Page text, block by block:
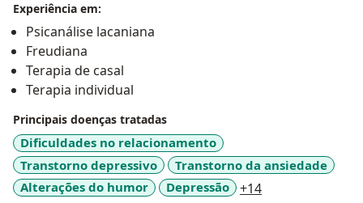
Formação:
- Formação em Psicanálise - Miesperanza International
University Inc.
- Bacharel em Teologia pelo Seminário Batista do
Ceará
- Formação Complementar Certificada pela Rede
Hospitalar Mater Dei
- Atualização/Extensão em Transtorno de Ansiedade e
Depressão pelo Hospital Israelita Albert Einstein
- Atualização em Psicofarmacologia e Portaria 344/98 -
Experiência em:
Psicanálise lacaniana
Freudiana
Terapia de casal
Terapia individual
Principais doenças tratadas
Dificuldades no relacionamento
Transtorno depressivo
Transtorno da ansiedade
Alterações do humor
Depressão +14